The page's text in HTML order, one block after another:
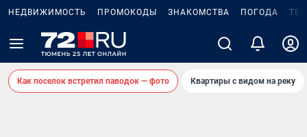
НЕДВИЖИМОСТЬ ПРОМОКОДЫ ЗНАКОМСТВА ПОГОДА
Как поселок встретил паводок — фото Квартиры с видом на реку